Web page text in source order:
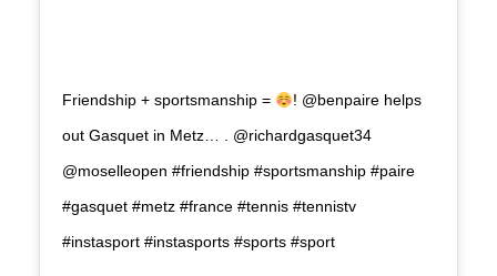
Friendship + sportsmanship =
! @benpaire helps
out Gasquet in Metz… . @richardgasquet34
@moselleopen #friendship #sportsmanship #paire
#gasquet #metz #france #tennis #tennistv
#instasport #instasports #sports #sport